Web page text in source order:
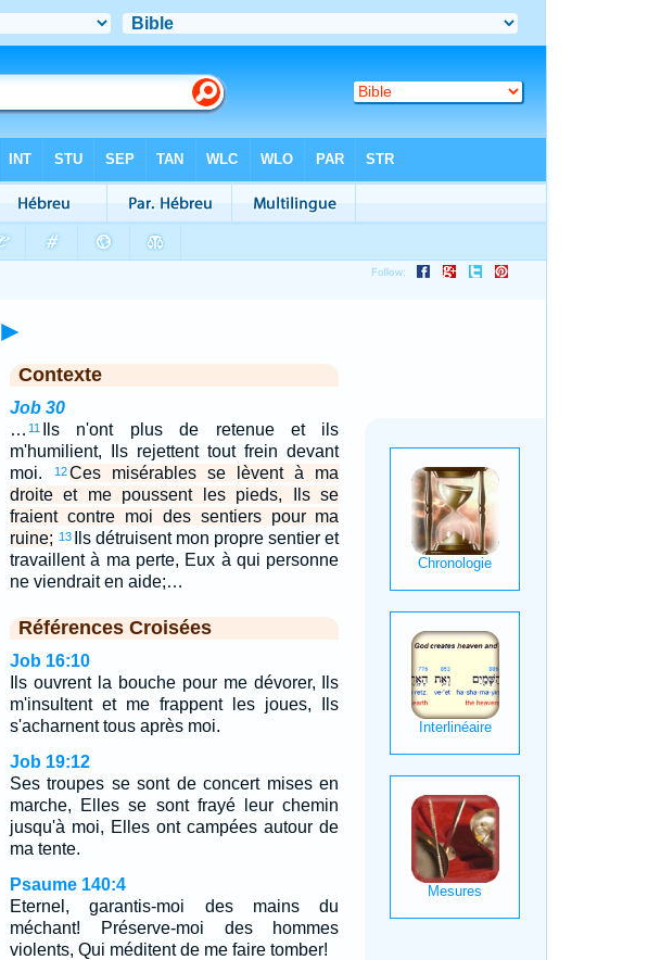
►
Contexte
Job 30
… 11
Ils n'ont plus de retenue et ils
m'humilient, Ils rejettent tout frein devant
moi.
12Ces misérables se lèvent à ma
droite et me poussent les pieds, Ils se
fraient contre moi des sentiers pour ma
ruine; 13
Ils détruisent mon propre sentier et
travaillent à ma perte, Eux à qui personne
ne viendrait en aide;…
Références Croisées
Job 16:10
Ils ouvrent la bouche pour me dévorer, Ils
m'insultent et me frappent les joues, Ils
s'acharnent tous après moi.
Job 19:12
Ses troupes se sont de concert mises en
marche, Elles se sont frayé leur chemin
jusqu'à moi, Elles ont campées autour de
ma tente.
Psaume 140:4
Eternel, garantis-moi des mains du
méchant! Préserve-moi des hommes
violents, Qui méditent de me faire tomber!